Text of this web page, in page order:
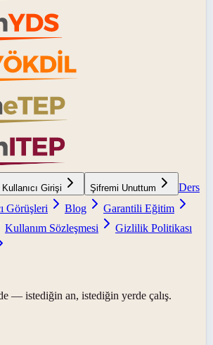
Kullanıcı Girişi Şifremi Unuttum
Ders
Görüşleri Blog
Garantili Eğitim
Kullanım Sözleşmesi
Gizlilik Politikası
— istediğin an, istediğin yerde çalış.